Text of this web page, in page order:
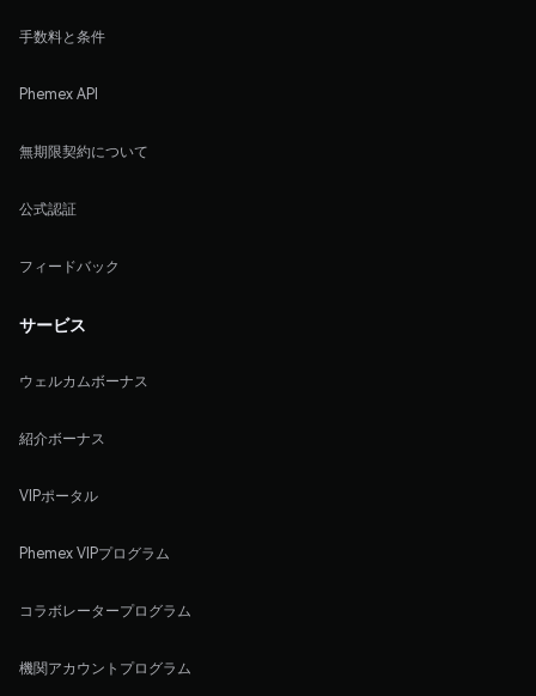
手数料と条件
Phemex API
無期限契約について
公式認証
フィードバック
サービス
ウェルカムボーナス
紹介ボーナス
VIPポータル
Phemex VIPプログラム
コラボレータープログラム
機関アカウントプログラム